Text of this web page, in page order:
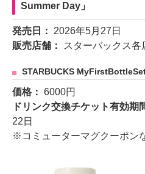
Summer Day」
発売日： 2026年5月27日
販売店舗：
スターバックス
STARBUCKS MyFirstBottleSet
価格： 6000円
ドリンク交換チケット有効期
22日
※コミューターマグクーポン